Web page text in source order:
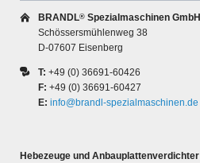
BRANDL®Spezialmaschinen GmbH
Schössersmühlenweg 38
D-07607 Eisenberg
T: +49 (0) 36691-60426
F: +49 (0) 36691-60427
E: info@brandl-spezialmaschinen.de
Hebezeuge und Anbauplattenverdichter